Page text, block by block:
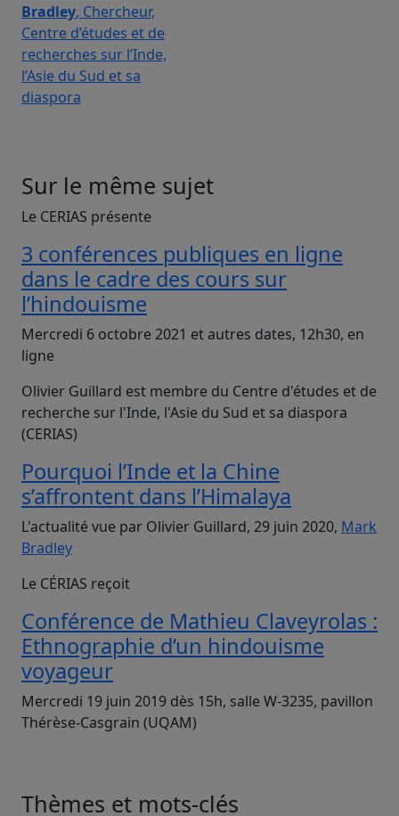
Bradley, Chercheur,
Centre d’études et de
recherches sur l’Inde,
l’Asie du Sud et sa
diaspora
Sur le même sujet
Le CERIAS présente
3 conférences publiques en ligne
dans le cadre des cours sur
l’hindouisme
Mercredi 6 octobre 2021 et autres dates, 12h30, en
ligne
Olivier Guillard est membre du Centre d'études et de
recherche sur l'Inde, l'Asie du Sud et sa diaspora
(CERIAS)
Pourquoi l’Inde et la Chine
s’affrontent dans l’Himalaya
L'actualité vue par Olivier Guillard, 29 juin 2020, Mark
Bradley
Le CÉRIAS reçoit
Conférence de Mathieu Claveyrolas :
Ethnographie d’un hindouisme
voyageur
Mercredi 19 juin 2019 dès 15h, salle W-3235, pavillon
Thérèse-Casgrain (UQAM)
Thèmes et mots-clés